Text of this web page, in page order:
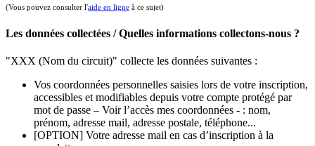
(Vous pouvez consulter l'aide en ligne à ce sujet)
Les données collectées / Quelles informations collectons-nous ?
"XXX (Nom du circuit)" collecte les données suivantes :
Vos coordonnées personnelles saisies lors de votre inscription,
accessibles et modifiables depuis votre compte protégé par
mot de passe – Voir l’accès mes coordonnées - : nom,
prénom, adresse mail, adresse postale, téléphone...
[OPTION] Votre adresse mail en cas d’inscription à la